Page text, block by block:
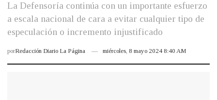
La Defensoría continúa con un importante esfuerzo
a escala nacional de cara a evitar cualquier tipo de
especulación o incremento injustificado
porRedacción Diario La Página miércoles, 8 mayo 2024 8:40 AM